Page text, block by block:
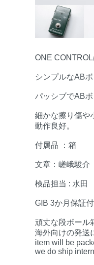
ONE
シンプルなAB
パッシブでABボ
細かな擦り傷や
動作良好。
付属品 ：箱
文章：嵯峨駿介
検品担当 : 水田
GIB 3か月保証
頑丈な段ボール
海外向けの発送
item will be
we do ship